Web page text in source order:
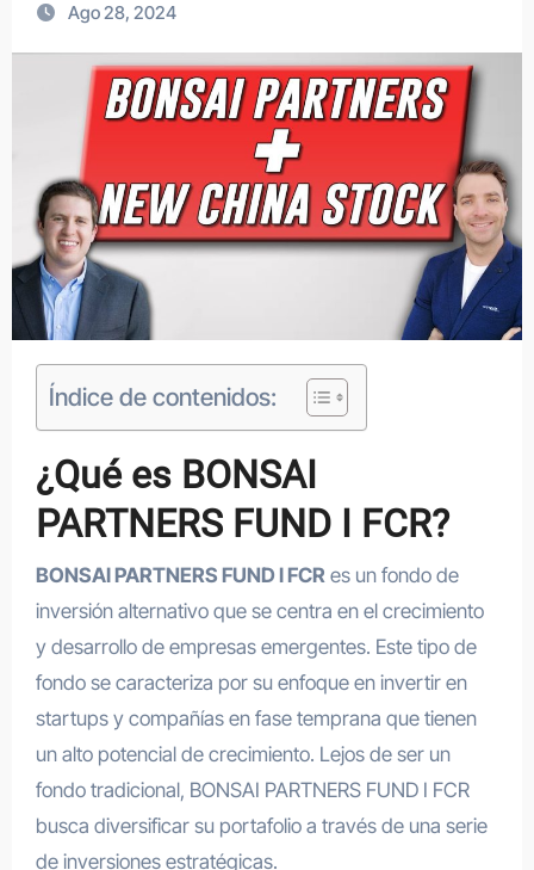
Ago 28, 2024
Índice de contenidos:
¿Qué es BONSAI
PARTNERS FUND I FCR?
BONSAI PARTNERS FUND I FCR es un fondo de
inversión alternativo que se centra en el crecimiento
y desarrollo de empresas emergentes. Este tipo de
fondo se caracteriza por su enfoque en invertir en
startups y compañías en fase temprana que tienen
un alto potencial de crecimiento. Lejos de ser un
fondo tradicional, BONSAI PARTNERS FUND I FCR
busca diversificar su portafolio a través de una serie
de inversiones estratégicas.